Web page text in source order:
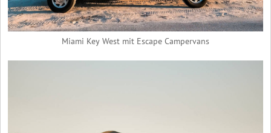
Miami Key West mit Escape Campervans